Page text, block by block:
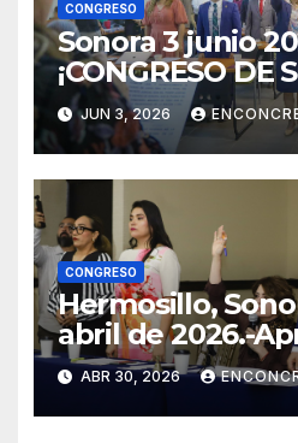
CONGRESO
Sonora 3 junio
¡CONGRESO DE
APRUEBA
ELECTORALES Y
NUEVAS
JUN 3, 2026
CONGRESO
Hermosillo,
abril de 2026.-
Congreso de
personas
amparo y
ABR 30, 2026